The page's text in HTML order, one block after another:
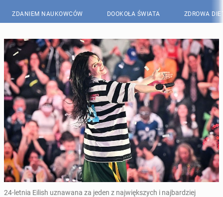
ZDANIEM NAUKOWCÓW DOOKOŁA ŚWIATA ZDROWA
24-letnia Eilish uznawana za jeden z największych i najbardziej